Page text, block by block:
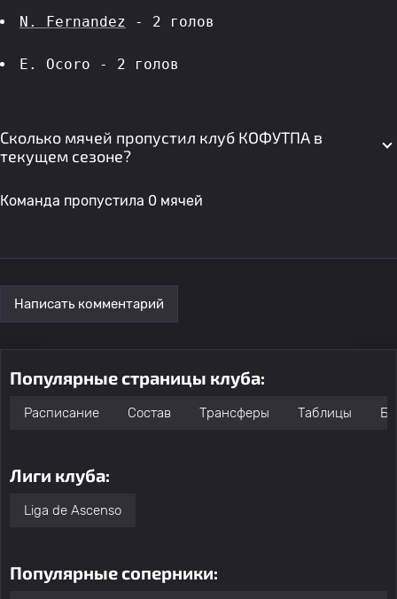
N. Fernandez - 2 голов
E. Ocoro - 2 голов
Сколько мячей пропустил клуб КОФУТПА в
текущем сезоне?
Команда пропустила 0 мячей
Написать комментарий
Популярные страницы клуба:
Расписание Состав Трансферы Таблицы
Лиги клуба:
Liga de Ascenso
Популярные соперники: